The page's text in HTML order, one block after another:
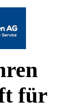
für